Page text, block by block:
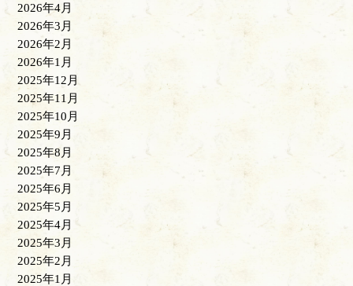
2026年4月
2026年3月
2026年2月
2026年1月
2025年12月
2025年11月
2025年10月
2025年9月
2025年8月
2025年7月
2025年6月
2025年5月
2025年4月
2025年3月
2025年2月
2025年1月